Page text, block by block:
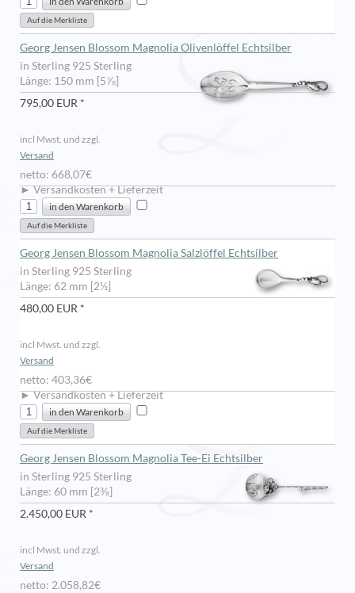
Georg Jensen Blossom Magnolia Olivenlöffel Echtsilber
in Sterling 925 Sterling
Länge: 150 mm [5⅞]
795,00 EUR *
incl Mwst. und zzgl.
Versand
netto: 668,07€
► Versandkosten + Lieferzeit
Georg Jensen Blossom Magnolia Salzlöffel Echtsilber
in Sterling 925 Sterling
Länge: 62 mm [2½]
480,00 EUR *
incl Mwst. und zzgl.
Versand
netto: 403,36€
► Versandkosten + Lieferzeit
Georg Jensen Blossom Magnolia Tee-Ei Echtsilber
in Sterling 925 Sterling
Länge: 60 mm [2⅜]
2.450,00 EUR *
incl Mwst. und zzgl.
Versand
netto: 2.058,82€